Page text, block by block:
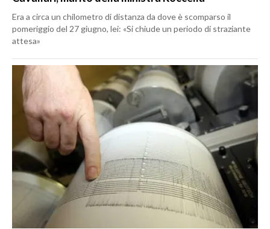
Era a circa un chilometro di distanza da dove è scomparso il
pomeriggio del 27 giugno, lei: «Si chiude un periodo di straziante
attesa»